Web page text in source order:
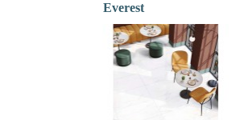
Everest